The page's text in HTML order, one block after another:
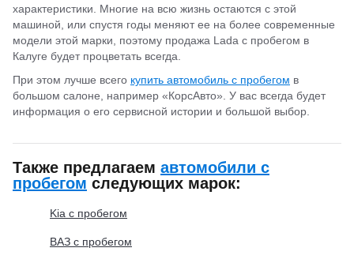
характеристики. Многие на всю жизнь остаются с этой
машиной, или спустя годы меняют ее на более современные
модели этой марки, поэтому продажа Lada с пробегом в
Калуге будет процветать всегда.
При этом лучше всего купить автомобиль с пробегом в
большом салоне, например «КорсАвто». У вас всегда будет
информация о его сервисной истории и большой выбор.
Также предлагаем автомобили с
пробегом следующих марок:
Kia с пробегом
ВАЗ с пробегом